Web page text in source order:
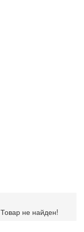
Товар не найден!